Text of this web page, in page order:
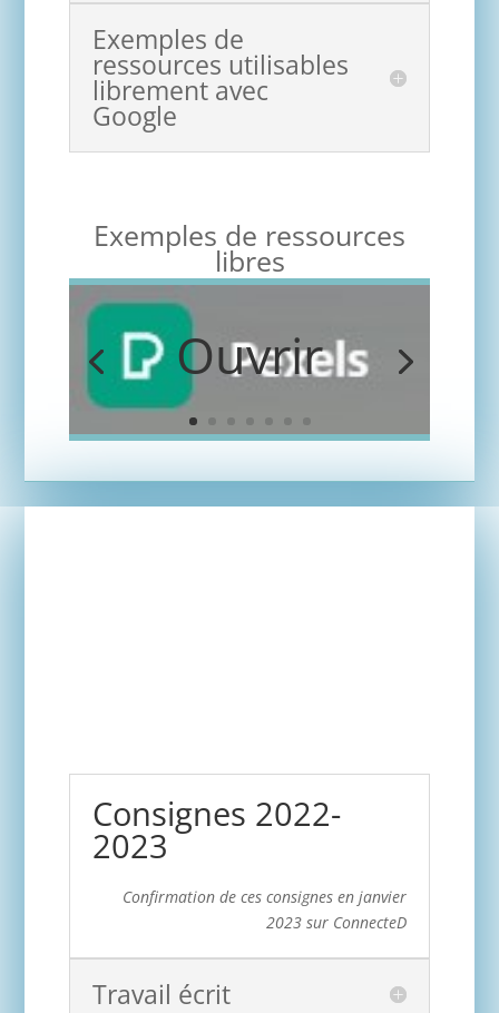
Exemples de
ressources utilisables
librement avec
Google
Exemples de ressources
libres
Ouvrir
Consignes 2022-
2023
Confirmation de ces consignes en janvier
2023 sur ConnecteD
Travail écrit